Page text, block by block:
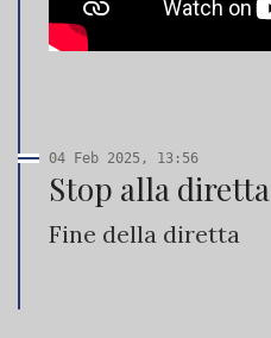
04 Feb 2025, 13:56
Stop alla diretta
Fine della diretta